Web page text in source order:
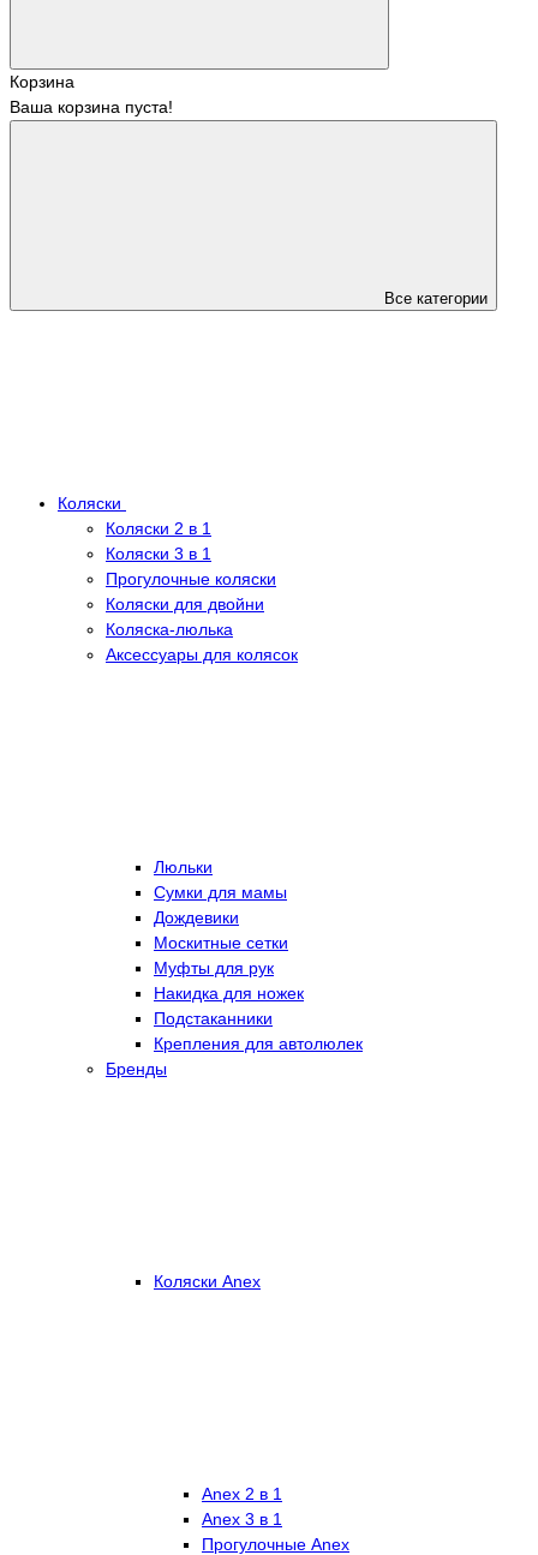
Корзина
Ваша корзина пуста!
Все категории
Коляски
Коляски 2 в 1
Коляски 3 в 1
Прогулочные коляски
Коляски для двойни
Коляска-люлька
Аксессуары для колясок
Люльки
Сумки для мамы
Дождевики
Москитные сетки
Муфты для рук
Накидка для ножек
Подстаканники
Крепления для автолюлек
Бренды
Коляски Anex
Anex 2 в 1
Anex 3 в 1
Прогулочные Anex